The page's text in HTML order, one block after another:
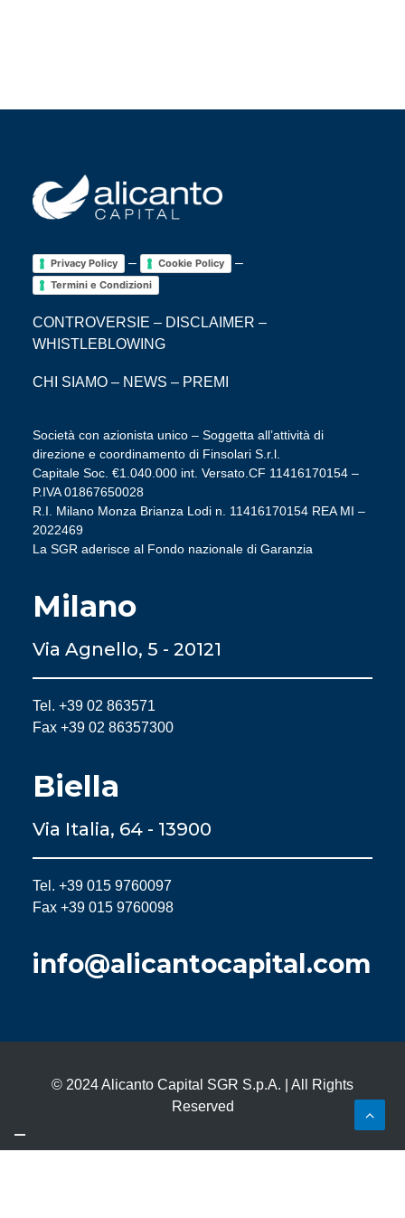
Privacy Policy – Cookie Policy –
Termini e Condizioni
CONTROVERSIE – DISCLAIMER –
WHISTLEBLOWING
CHI SIAMO – NEWS – PREMI
Società con azionista unico – Soggetta all’attività di
direzione e coordinamento di Finsolari S.r.l.
Capitale Soc. €1.040.000 int. Versato.CF 11416170154 –
P.IVA 01867650028
R.I. Milano Monza Brianza Lodi n. 11416170154 REA MI –
2022469
La SGR aderisce al Fondo nazionale di Garanzia
Milano
Via Agnello, 5 - 20121
Tel. +39 02 863571
Fax +39 02 86357300
Biella
Via Italia, 64 - 13900
Tel. +39 015 9760097
Fax +39 015 9760098
info@alicantocapital.com
© 2024 Alicanto Capital SGR S.p.A. | All Rights
Reserved